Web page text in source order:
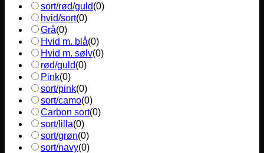
sort/rød/guld(0)
hvid/sort(0)
Grå(0)
Hvid m. blå(0)
Hvid m. sølv(0)
rød/guld(0)
Pink(0)
sort/pink(0)
sort/camo(0)
Carbon sort(0)
sort/lilla(0)
sort/grøn(0)
sort/navy(0)